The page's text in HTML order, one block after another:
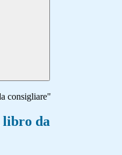
consigliare"
libro da